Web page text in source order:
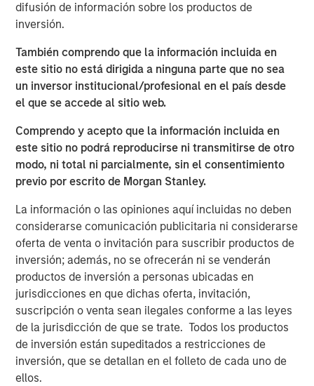
difusión de información sobre los productos de
inversión.
También comprendo que la información incluida en
este sitio no está dirigida a ninguna parte que no sea
un inversor institucional/profesional en el país desde
el que se accede al sitio web.
Comprendo y acepto que la información incluida en
este sitio no podrá reproducirse ni transmitirse de otro
modo, ni total ni parcialmente, sin el consentimiento
previo por escrito de Morgan Stanley.
La información o las opiniones aquí incluidas no deben
considerarse comunicación publicitaria ni considerarse
oferta de venta o invitación para suscribir productos de
inversión; además, no se ofrecerán ni se venderán
productos de inversión a personas ubicadas en
jurisdicciones en que dichas oferta, invitación,
suscripción o venta sean ilegales conforme a las leyes
de la jurisdicción de que se trate. Todos los productos
de inversión están supeditados a restricciones de
inversión, que se detallan en el folleto de cada uno de
ellos.
How a Strategic Allocation to Loans Can
ETFS
Fed Cut: So What?
PRESS RELEASE
MSIM Expands Loan Business with Pricing of
2025-21 Ltd.
The Authors
Peter M. Campo, CFA
Managing Director